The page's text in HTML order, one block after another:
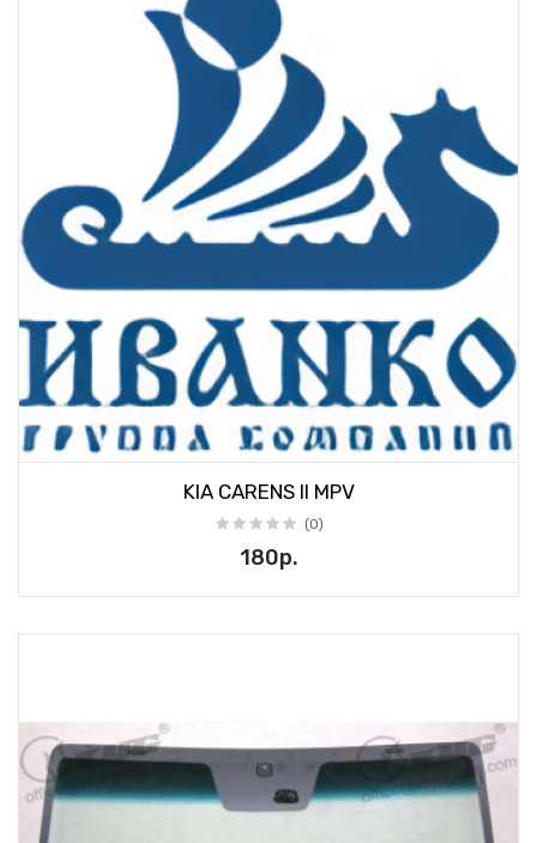
KIA CARENS II MPV
(0)
180р.